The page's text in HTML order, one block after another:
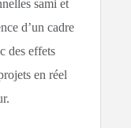
sami et
d’un cadre
des effets
en réel